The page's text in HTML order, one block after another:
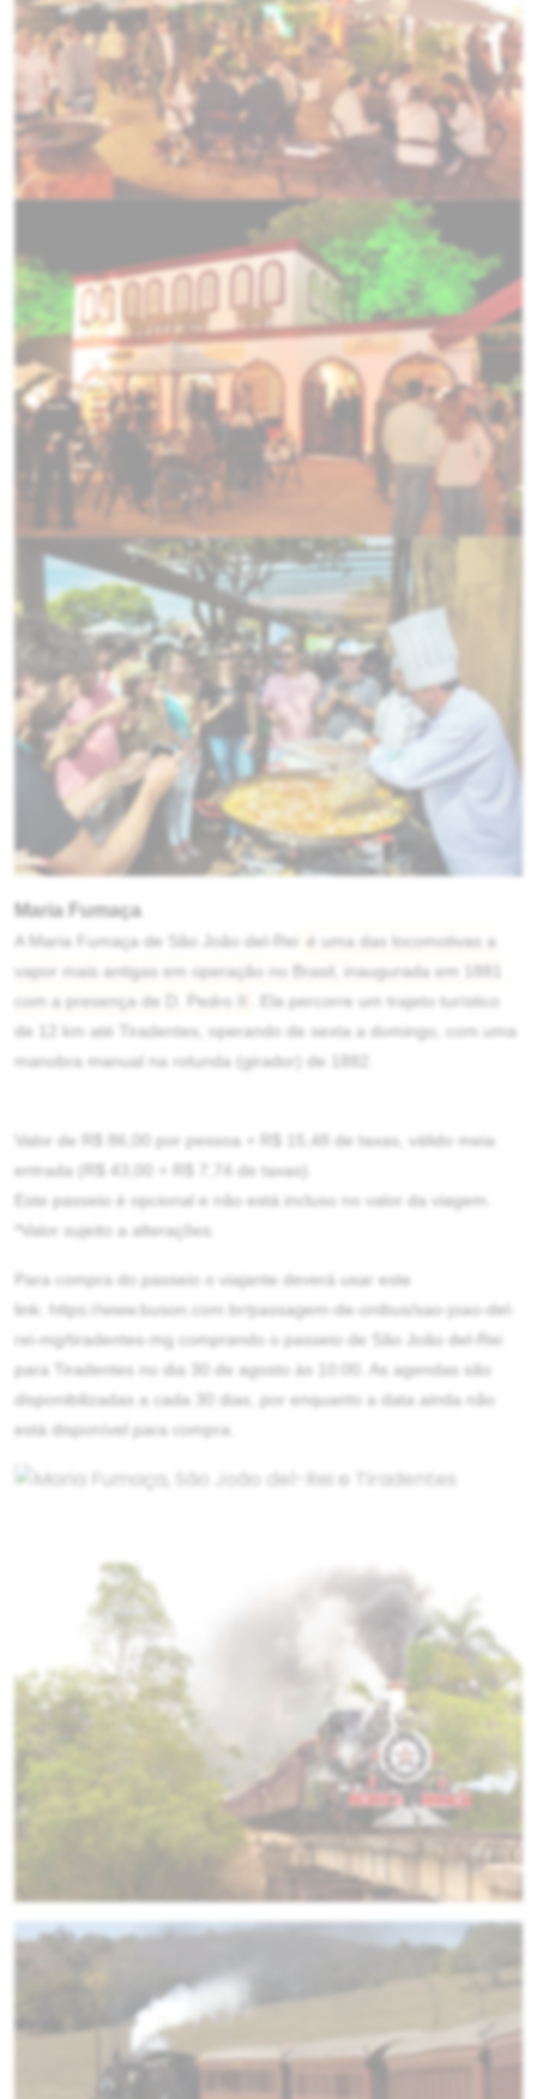
Maria Fumaça
A Maria Fumaça de São João del-Rei
é uma das locomotivas a
vapor mais antigas em operação no Brasil, inaugurada em 1881
com a presença de D. Pedro II
. Ela percorre um trajeto turístico
de 12 km até Tiradentes, operando de sexta a domingo, com uma
manobra manual na rotunda (girador) de 1882.
Valor de R$ 86,00 por pessoa + R$ 15,48 de taxas, válido meia
entrada (R$ 43,00 + R$ 7,74 de taxas).
Este passeio é opcional e não está incluso no valor da viagem.
*Valor sujeito a alterações
Para compra do passeio o viajante deverá usar este
link:
https://www.buson.com.br/passagem-de-onibus/sao-joao-del-
rei-mg/tiradentes-mg comprando o passeio de São João del-Rei
para Tiradentes no dia 30 de agosto às 10:00. As agendas são
disponibilizadas a cada 30 dias, por enquanto a data ainda não
está disponível para compra.